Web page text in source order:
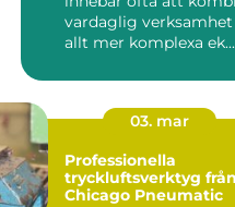
vardaglig
allt mer komplexa ek...
03. mar
Professionella
tryckluftsverktyg från
Chicago Pneumatic